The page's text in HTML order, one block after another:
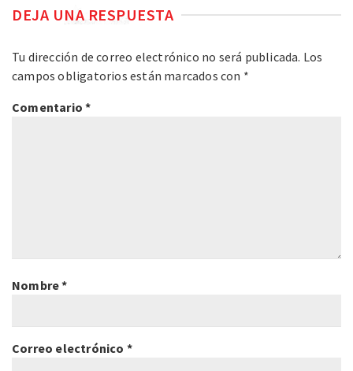
DEJA UNA RESPUESTA
Tu dirección de correo electrónico no será publicada. Los
campos obligatorios están marcados con *
Comentario*
Nombre*
Correo electrónico *